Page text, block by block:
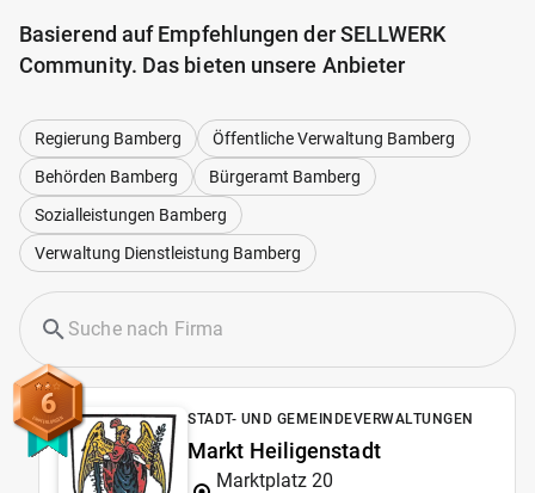
Basierend auf Empfehlungen der SELLWERK
Community. Das bieten unsere Anbieter
Regierung Bamberg
Öffentliche Verwaltung Bamberg
Behörden Bamberg
Bürgeramt Bamberg
Sozialleistungen Bamberg
Verwaltung Dienstleistung Bamberg
6 STADT- UND GEMEINDEVERWALTUNGEN
Markt Heiligenstadt
Marktplatz 20